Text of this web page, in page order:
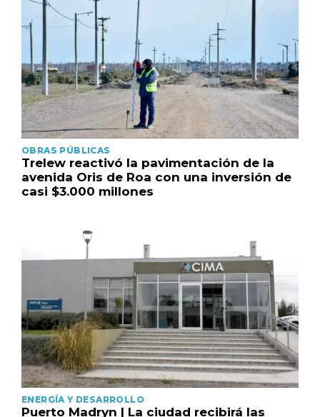
OBRAS PÚBLICAS
Trelew reactivó la pavimentación de la
avenida Oris de Roa con una inversión de
casi $3.000 millones
ENERGÍA Y DESARROLLO
Puerto Madryn | La ciudad recibirá las